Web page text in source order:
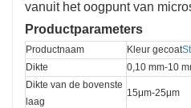
vanuit het oogpunt van
Productparameters
Productnaam Kleur gecoat
Dikte
0,10 mm-10
Dikte van de bovenste
laag
15μm-25μm